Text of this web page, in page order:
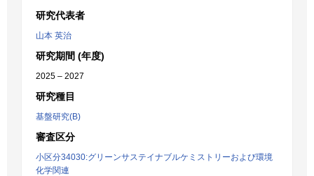
研究代表者
山本 英治
研究期間 (年度)
2025 – 2027
研究種目
基盤研究(B)
審査区分
小区分34030:グリーンサステイナブルケミストリーおよび環境
化学関連